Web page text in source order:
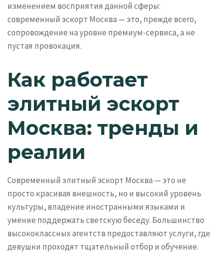
изменением восприятия данной сферы:
современный эскорт Москва — это, прежде всего,
сопровождение на уровне премиум-сервиса, а не
пустая провокация.
Как работает
элитный эскорт
Москва: тренды и
реалии
Современный элитный эскорт Москва — это не
просто красивая внешность, но и высокий уровень
культуры, владение иностранными языками и
умение поддержать светскую беседу. Большинство
высококлассных агентств предоставляют услуги, где
девушки проходят тщательный отбор и обучение.